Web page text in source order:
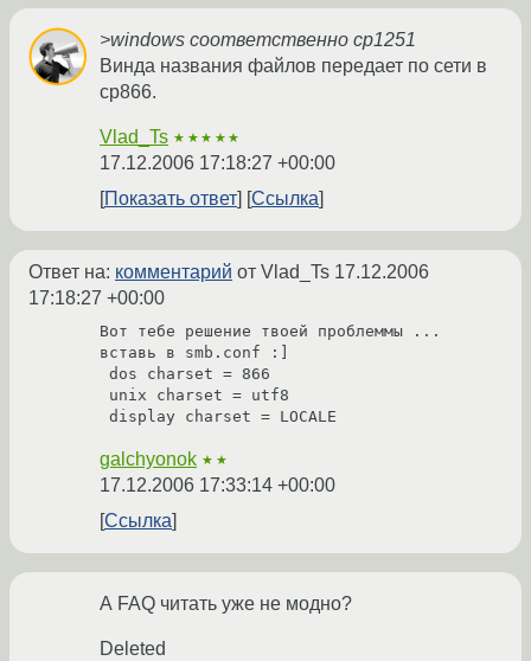
>windows соответственно cp1251
Винда названия файлов передает по сети в
ср866.
Vlad_Ts ★★★★★
17.12.2006 17:18:27 +00:00
Показать ответ
Ссылка
Ответ на: комментарий от Vlad_Ts 17.12.2006
17:18:27 +00:00
Вот тебе решение твоей проблеммы ...
вставь в smb.conf :]
galchyonok ★★
17.12.2006 17:33:14 +00:00
Ссылка
А FAQ читать уже не модно?
Deleted